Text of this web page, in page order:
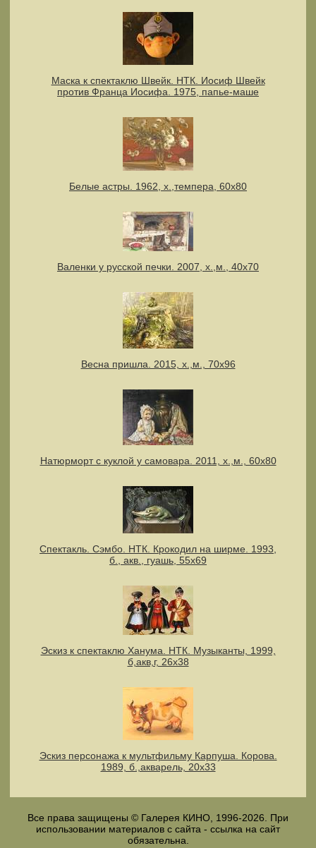
Маска к спектаклю Швейк. НТК. Иосиф Швейк
против Франца Иосифа. 1975, папье-маше
Белые астры. 1962, х.,темпера, 60х80
Валенки у русской печки. 2007, х.,м., 40х70
Весна пришла. 2015, х.,м., 70х96
Натюрморт с куклой у самовара. 2011, х.,м., 60х80
Спектакль. Сэмбо. НТК. Крокодил на ширме. 1993,
б., акв., гуашь, 55х69
Эскиз к спектаклю Ханума. НТК. Музыканты, 1999,
б,акв,г, 26х38
Эскиз персонажа к мультфильму Карпуша. Корова.
1989, б.,акварель, 20х33
Все права защищены © Галерея КИНО, 1996-2026. При
использовании материалов с сайта - ссылка на сайт
обязательна.